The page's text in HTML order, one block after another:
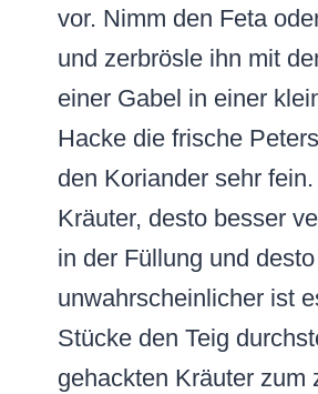
vor. Nimm den Feta
und zerbrösle ihn mit
einer Gabel in einer
Hacke die frische
den Koriander sehr
Kräuter, desto besser
in der Füllung und desto
unwahrscheinlicher ist
Stücke den Teig
gehackten Kräuter zum